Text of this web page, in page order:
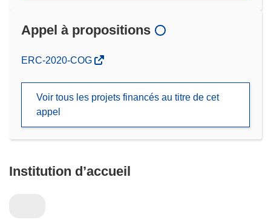
Appel à propositions
(s’ouvre
nouvelle
fenêtre)
ERC-2020-COG
Voir tous les projets financés au titre de cet
appel
Institution d’accueil